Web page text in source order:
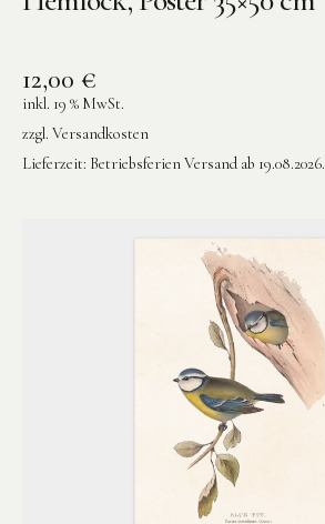
12,00 €
inkl. 19 % MwSt.
zzgl. Versandkosten
Lieferzeit: Betriebsferien Versand ab 19.08.2026.